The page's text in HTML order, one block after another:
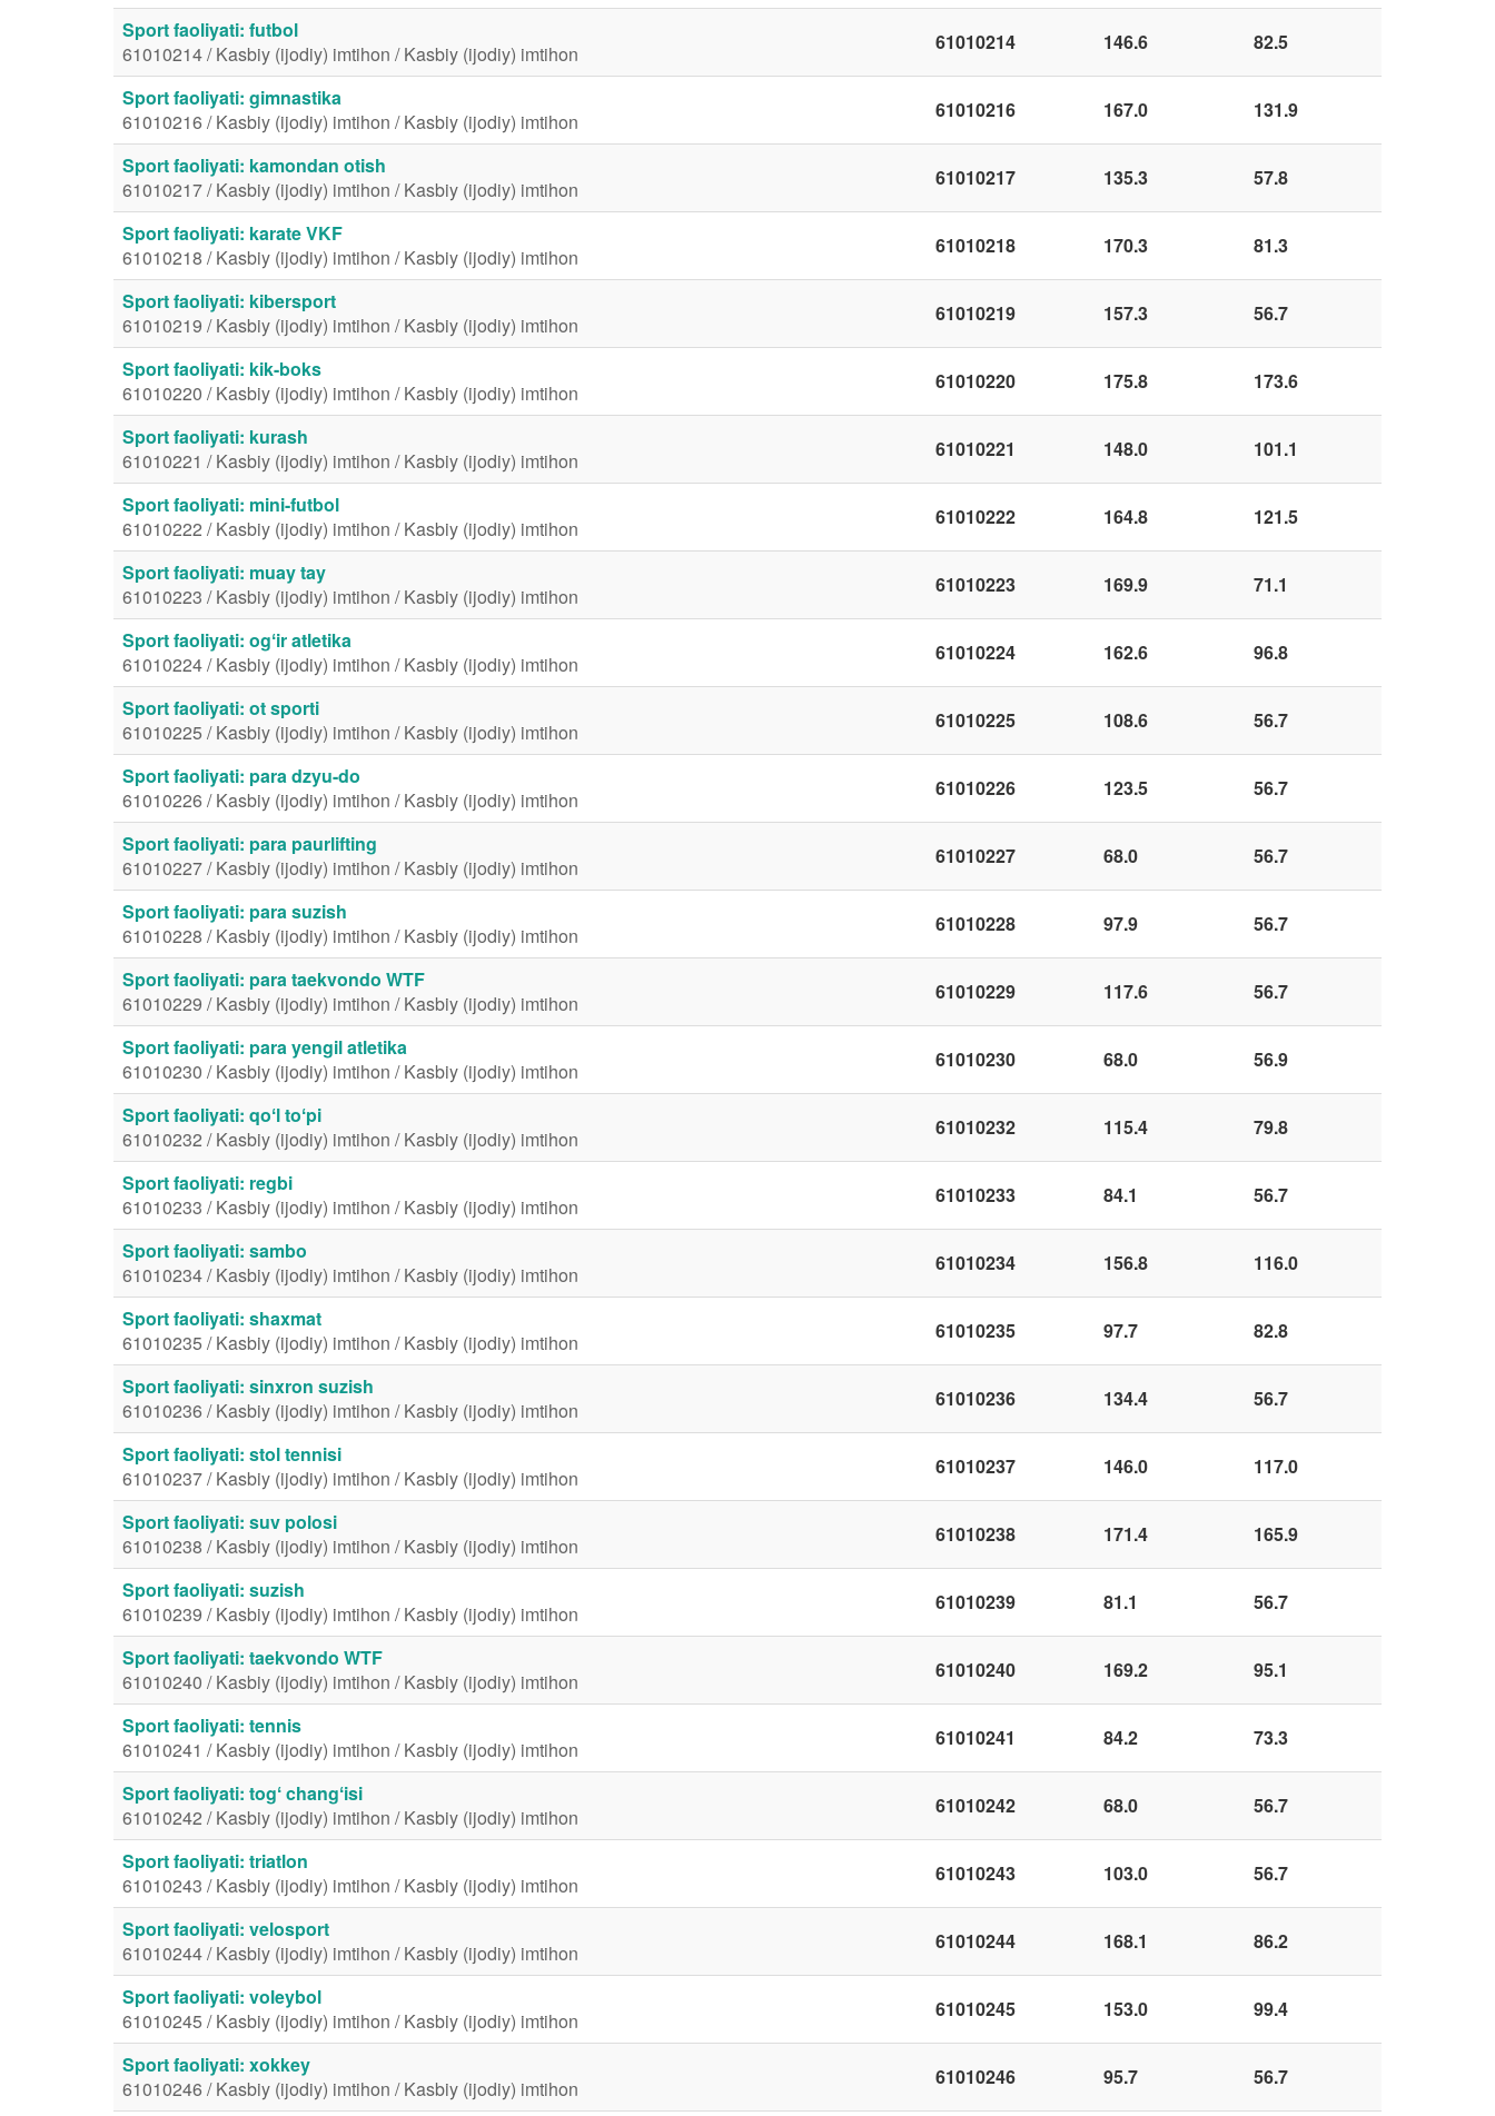
Sport faoliyati: futbol
61010214 / Kasbiy (ijodiy) imtihon / Kasbiy (ijodiy) imtihon
61010214 146.6 82.5
Sport faoliyati: gimnastika
61010216 / Kasbiy (ijodiy) imtihon / Kasbiy (ijodiy) imtihon
61010216 167.0 131.9
Sport faoliyati: kamondan otish
61010217 / Kasbiy (ijodiy) imtihon / Kasbiy (ijodiy) imtihon
61010217 135.3 57.8
Sport faoliyati: karate VKF
61010218 / Kasbiy (ijodiy) imtihon / Kasbiy (ijodiy) imtihon
61010218 170.3 81.3
Sport faoliyati: kibersport
61010219 / Kasbiy (ijodiy) imtihon / Kasbiy (ijodiy) imtihon
61010219 157.3 56.7
Sport faoliyati: kik-boks
61010220 / Kasbiy (ijodiy) imtihon / Kasbiy (ijodiy) imtihon
61010220 175.8 173.6
Sport faoliyati: kurash
61010221 / Kasbiy (ijodiy) imtihon / Kasbiy (ijodiy) imtihon
61010221 148.0 101.1
Sport faoliyati: mini-futbol
61010222 / Kasbiy (ijodiy) imtihon / Kasbiy (ijodiy) imtihon
61010222 164.8 121.5
Sport faoliyati: muay tay
61010223 / Kasbiy (ijodiy) imtihon / Kasbiy (ijodiy) imtihon
61010223 169.9 71.1
Sport faoliyati: ogʻir atletika
61010224 / Kasbiy (ijodiy) imtihon / Kasbiy (ijodiy) imtihon
61010224 162.6 96.8
Sport faoliyati: ot sporti
61010225 / Kasbiy (ijodiy) imtihon / Kasbiy (ijodiy) imtihon
61010225 108.6 56.7
Sport faoliyati: para dzyu-do
61010226 / Kasbiy (ijodiy) imtihon / Kasbiy (ijodiy) imtihon
61010226 123.5 56.7
Sport faoliyati: para paurlifting
61010227 / Kasbiy (ijodiy) imtihon / Kasbiy (ijodiy) imtihon
61010227 68.0 56.7
Sport faoliyati: para suzish
61010228 / Kasbiy (ijodiy) imtihon / Kasbiy (ijodiy) imtihon
61010228 97.9 56.7
Sport faoliyati: para taekvondo WTF
61010229 / Kasbiy (ijodiy) imtihon / Kasbiy (ijodiy) imtihon
61010229 117.6 56.7
Sport faoliyati: para yengil atletika
61010230 / Kasbiy (ijodiy) imtihon / Kasbiy (ijodiy) imtihon
61010230 68.0 56.9
Sport faoliyati: qoʻl toʻpi
61010232 / Kasbiy (ijodiy) imtihon / Kasbiy (ijodiy) imtihon
61010232 115.4 79.8
Sport faoliyati: regbi
61010233 / Kasbiy (ijodiy) imtihon / Kasbiy (ijodiy) imtihon
61010233 84.1 56.7
Sport faoliyati: sambo
61010234 / Kasbiy (ijodiy) imtihon / Kasbiy (ijodiy) imtihon
61010234 156.8 116.0
Sport faoliyati: shaxmat
61010235 / Kasbiy (ijodiy) imtihon / Kasbiy (ijodiy) imtihon
61010235 97.7 82.8
Sport faoliyati: sinxron suzish
61010236 / Kasbiy (ijodiy) imtihon / Kasbiy (ijodiy) imtihon
61010236 134.4 56.7
Sport faoliyati: stol tennisi
61010237 / Kasbiy (ijodiy) imtihon / Kasbiy (ijodiy) imtihon
61010237 146.0 117.0
Sport faoliyati: suv polosi
61010238 / Kasbiy (ijodiy) imtihon / Kasbiy (ijodiy) imtihon
61010238 171.4 165.9
Sport faoliyati: suzish
61010239 / Kasbiy (ijodiy) imtihon / Kasbiy (ijodiy) imtihon
61010239 81.1 56.7
Sport faoliyati: taekvondo WTF
61010240 / Kasbiy (ijodiy) imtihon / Kasbiy (ijodiy) imtihon
61010240 169.2 95.1
Sport faoliyati: tennis
61010241 / Kasbiy (ijodiy) imtihon / Kasbiy (ijodiy) imtihon
61010241 84.2 73.3
Sport faoliyati: togʻ changʻisi
61010242 / Kasbiy (ijodiy) imtihon / Kasbiy (ijodiy) imtihon
61010242 68.0 56.7
Sport faoliyati: triatlon
61010243 / Kasbiy (ijodiy) imtihon / Kasbiy (ijodiy) imtihon
61010243 103.0 56.7
Sport faoliyati: velosport
61010244 / Kasbiy (ijodiy) imtihon / Kasbiy (ijodiy) imtihon
61010244 168.1 86.2
Sport faoliyati: voleybol
61010245 / Kasbiy (ijodiy) imtihon / Kasbiy (ijodiy) imtihon
61010245 153.0 99.4
Sport faoliyati: xokkey
61010246 / Kasbiy (ijodiy) imtihon / Kasbiy (ijodiy) imtihon
61010246 95.7 56.7